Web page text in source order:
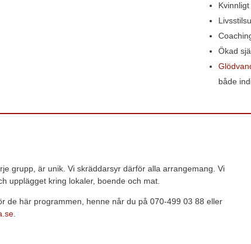
Ökad
både
grupp, är unik. Vi skräddarsyr därför alla arrangemang. Vi
upplägget kring lokaler, boende och mat.
de här programmen, henne når du på 070-499 03 88 eller